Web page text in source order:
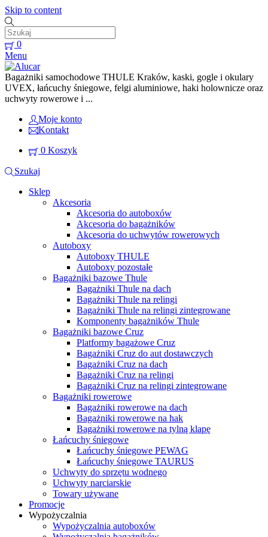
Skip to content
0
Menu
Bagażniki samochodowe THULE Kraków, kaski, gogle i okulary
UVEX, łańcuchy śniegowe, felgi aluminiowe, haki holownicze oraz
uchwyty rowerowe i ...
Moje konto
Kontakt
0 Koszyk
Szukaj
Sklep
Akcesoria
Akcesoria do autoboxów
Akcesoria do bagażników
Akcesoria do uchwytów rowerowych
Autoboxy
Autoboxy THULE
Autoboxy pozostałe
Bagażniki bazowe Thule
Bagażniki Thule na dach
Bagażniki Thule na relingi
Bagażniki Thule na relingi zintegrowane
Komponenty bagażników Thule
Bagażniki bazowe Cruz
Platformy bagażowe Cruz
Bagażniki Cruz do aut dostawczych
Bagażniki Cruz na dach
Bagażniki Cruz na relingi
Bagażniki Cruz na relingi zintegrowane
Bagażniki rowerowe
Bagażniki rowerowe na dach
Bagażniki rowerowe na hak
Bagażniki rowerowe na tylną klapę
Łańcuchy śniegowe
Łańcuchy śniegowe PEWAG
Łańcuchy śniegowe TAURUS
Uchwyty do sprzętu wodnego
Uchwyty narciarskie
Towary używane
Promocje
Wypożyczalnia
Wypożyczalnia autoboxów